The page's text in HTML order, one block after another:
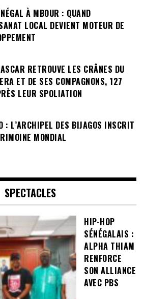
À MBOUR : QUAND
LOCAL DEVIENT MOTEUR DE
RETROUVE LES CRÂNES DU
ET DE SES COMPAGNONS, 127
LEUR SPOLIATION
: L’ARCHIPEL DES BIJAGOS INSCRIT
MONDIAL
SPECTACLES
HIP-HOP
SÉNÉGALAIS :
ALPHA THIAM
RENFORCE
SON ALLIANCE
AVEC PBS